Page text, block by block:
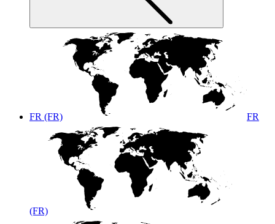
FR (FR) FR
(FR)